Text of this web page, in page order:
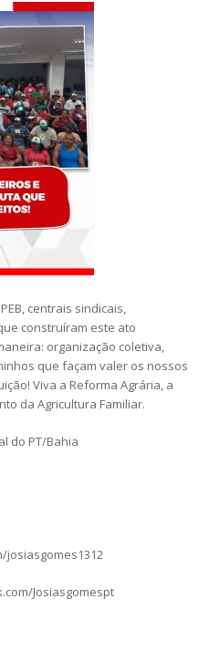
centrais sindicais,
construíram este ato
organização coletiva,
que façam valer os nossos
Viva a Reforma Agrária, a
da Agricultura Familiar.
do PT/Bahia
josiasgomes1312
Josiasgomespt